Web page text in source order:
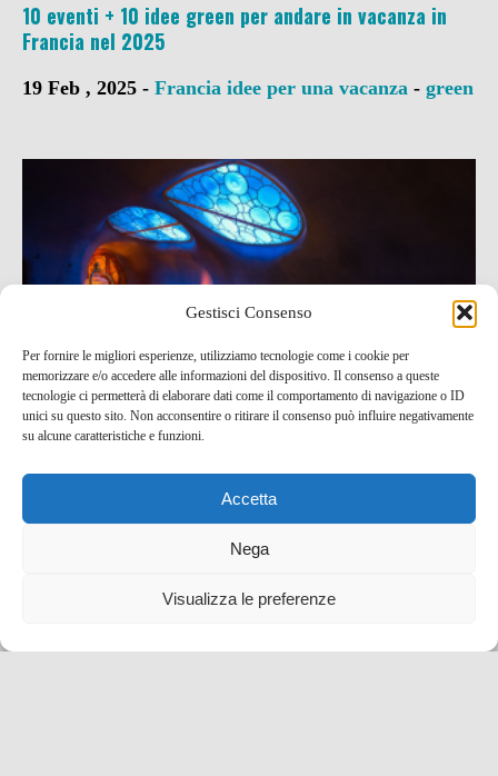
Gestisci Consenso
Per fornire le migliori esperienze, utilizziamo tecnologie come i cookie per
memorizzare e/o accedere alle informazioni del dispositivo. Il consenso a queste
tecnologie ci permetterà di elaborare dati come il comportamento di navigazione o ID
unici su questo sito. Non acconsentire o ritirare il consenso può influire negativamente
su alcune caratteristiche e funzioni.
Accetta
Nega
Visualizza le preferenze
10 eventi + 10 idee green per andare in vacanza in
Francia nel 2025
19 Feb , 2025 - Francia idee per una vacanza - green
Una serata incantata: spettacolo di luci e musica
natalizia gratuito a Casa Batlló!
eventi e manifestazioni,Spagna